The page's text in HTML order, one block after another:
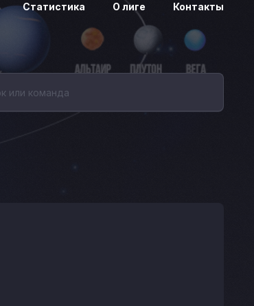
Статистика О лиге Контакты